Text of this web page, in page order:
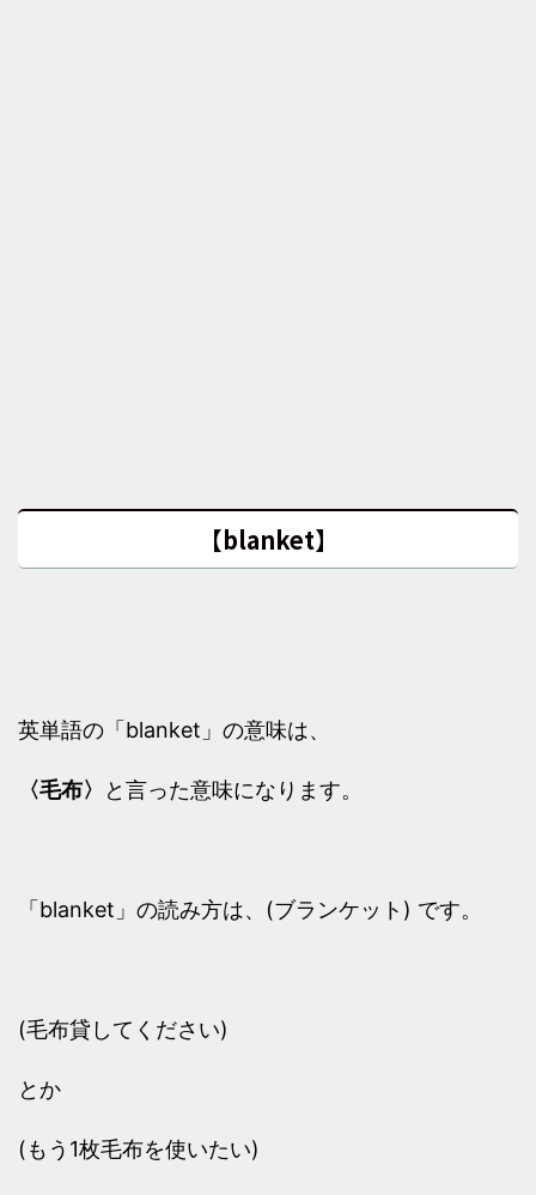
【blanket】
英単語の「blanket」の意味は、
〈毛布〉 と言った意味になります。
「blanket」の読み方は、(ブランケット) です。
(毛布貸してください)
とか
(もう1枚毛布を使いたい)